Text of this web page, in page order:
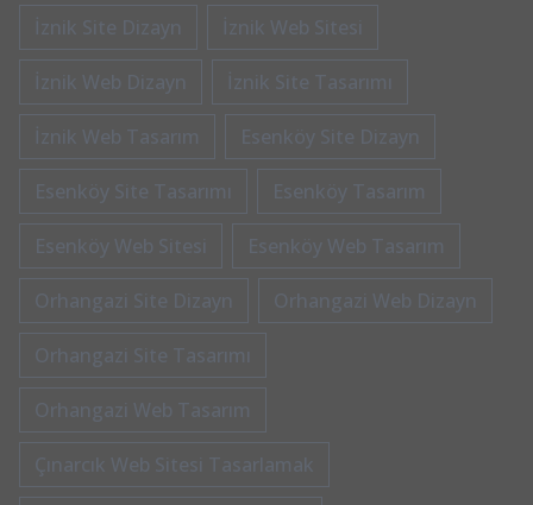
İznik Site Dizayn İznik Web Sitesi
İznik Web Dizayn İznik Site Tasarımı
İznik Web Tasarım Esenköy Site Dizayn
Esenköy Site Tasarımı Esenköy Tasarım
Esenköy Web Sitesi Esenköy Web Tasarım
Orhangazi Site Dizayn Orhangazi Web Dizayn
Orhangazi Site Tasarımı
Orhangazi Web Tasarım
Çınarcık Web Sitesi Tasarlamak